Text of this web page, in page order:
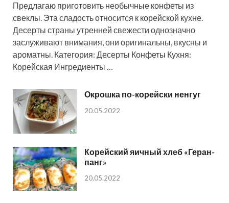
Предлагаю приготовить необычные конфеты из
свеклы. Эта сладость относится к корейской кухне.
Десерты страны утренней свежести однозначно
заслуживают внимания, они оригинальны, вкусны и
ароматны. Категория: Десерты Конфеты Кухня:
Корейская Ингредиенты …
Окрошка по-корейски ненгуг
20.05.2022
Корейский яичный хлеб «Геран-
панг»
20.05.2022